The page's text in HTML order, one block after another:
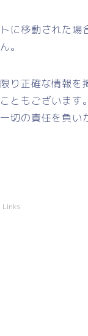
に移動された場
。
り正確な情報を
ともございます。
切の責任を負い
Links